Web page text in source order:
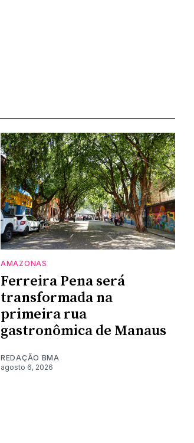
AMAZONAS
Ferreira Pena será
transformada na
primeira rua
gastronômica de Manaus
REDAÇÃO BMA
agosto 6, 2026